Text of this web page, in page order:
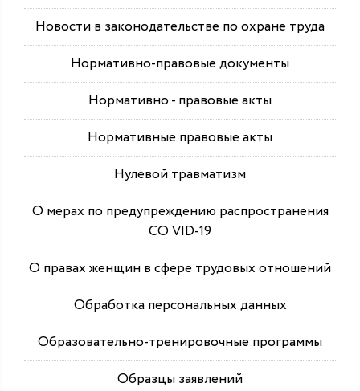
Новости в законодательстве по охране труда
Нормативно-правовые документы
Нормативно - правовые акты
Нормативные правовые акты
Нулевой травматизм
О мерах по предупреждению распространения
СО VID-19
О правах женщин в сфере трудовых отношений
Обработка персональных данных
Образовательно-тренировочные программы
Образцы заявлений